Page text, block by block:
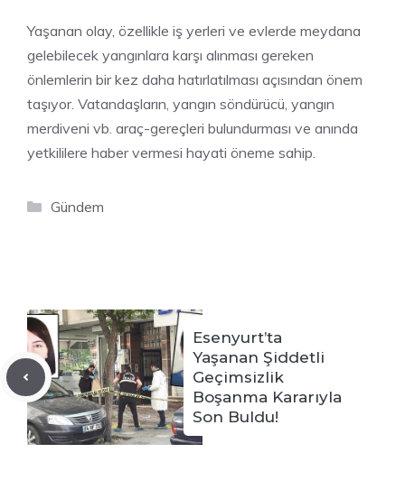
Yaşanan olay, özellikle iş yerleri ve evlerde meydana
gelebilecek yangınlara karşı alınması gereken
önlemlerin bir kez daha hatırlatılması açısından önem
taşıyor. Vatandaşların, yangın söndürücü, yangın
merdiveni vb. araç-gereçleri bulundurması ve anında
yetkililere haber vermesi hayati öneme sahip.
Kategoriler
Gündem
Esenyurt’ta
Yaşanan Şiddetli
Geçimsizlik
Boşanma Kararıyla
Son Buldu!